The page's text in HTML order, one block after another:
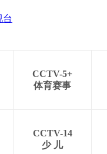
CCTV-5+
体育赛事
CCTV-14
少 儿